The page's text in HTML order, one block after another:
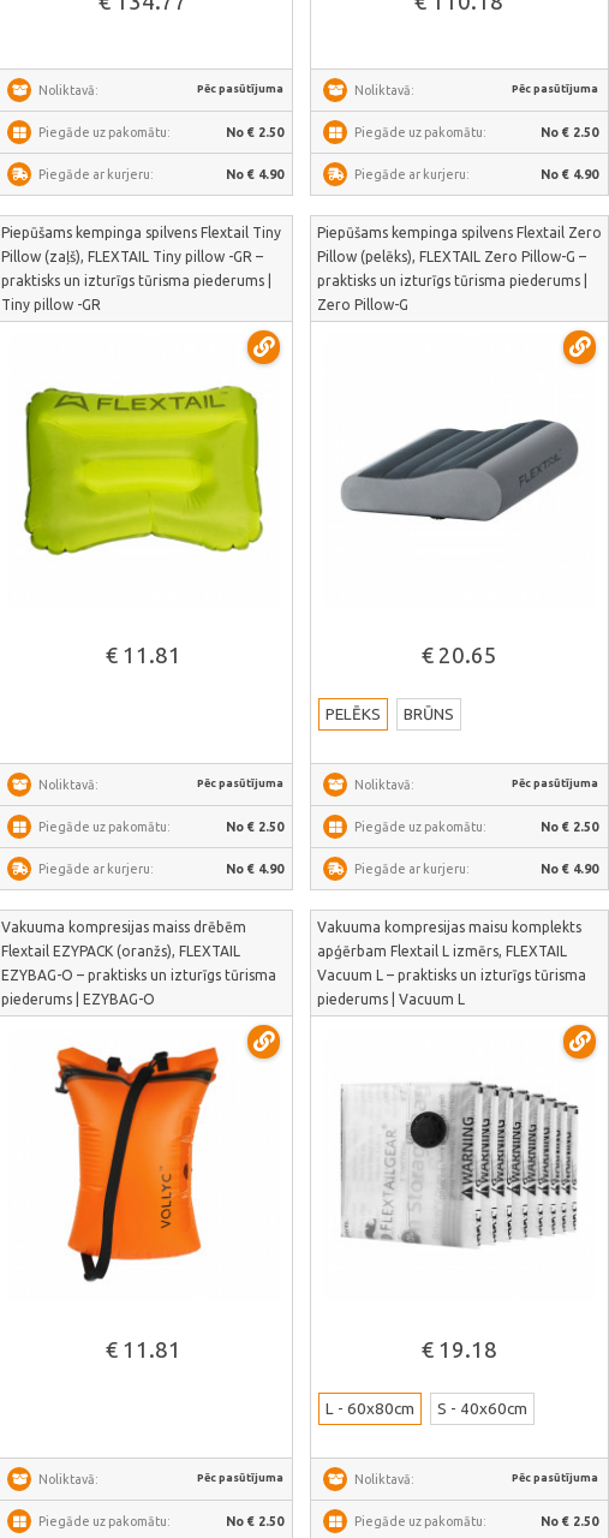
Noliktavā: Pēc pasūtījuma
Piegāde uz pakomātu: No € 2.50
Piegāde ar kurjeru: No € 4.90
Noliktavā: Pēc pasūtījuma
Piegāde uz pakomātu: No € 2.50
Piegāde ar kurjeru: No € 4.90
Piepūšams kempinga spilvens Flextail Tiny
Pillow (zaļš), FLEXTAIL Tiny pillow -GR –
praktisks un izturīgs tūrisma piederums |
Tiny pillow -GR
€ 11.81
Noliktavā: Pēc pasūtījuma
Piegāde uz pakomātu: No € 2.50
Piegāde ar kurjeru: No € 4.90
Piepūšams kempinga spilvens Flextail Zero
Pillow (pelēks), FLEXTAIL Zero Pillow-G –
praktisks un izturīgs tūrisma piederums |
Zero Pillow-G
€ 20.65
PELĒKS BRŪNS
Noliktavā: Pēc pasūtījuma
Piegāde uz pakomātu: No € 2.50
Piegāde ar kurjeru: No € 4.90
Vakuuma kompresijas maiss drēbēm
Flextail EZYPACK (oranžs), FLEXTAIL
EZYBAG-O – praktisks un izturīgs tūrisma
piederums | EZYBAG-O
€ 11.81
Noliktavā: Pēc pasūtījuma
Piegāde uz pakomātu: No € 2.50
Vakuuma kompresijas maisu komplekts
apģērbam Flextail L izmērs, FLEXTAIL
Vacuum L – praktisks un izturīgs tūrisma
piederums | Vacuum L
€ 19.18
L - 60x80cm S - 40x60cm
Noliktavā: Pēc pasūtījuma
Piegāde uz pakomātu: No € 2.50